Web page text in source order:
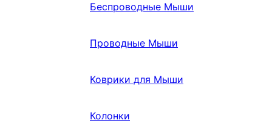
Беспроводные Мыши
Проводные Мыши
Коврики для Мыши
Колонки